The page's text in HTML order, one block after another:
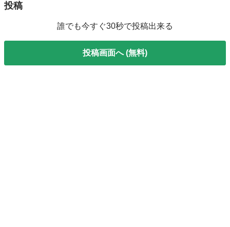
投稿
誰でも今すぐ30秒で投稿出来る
投稿画面へ (無料)